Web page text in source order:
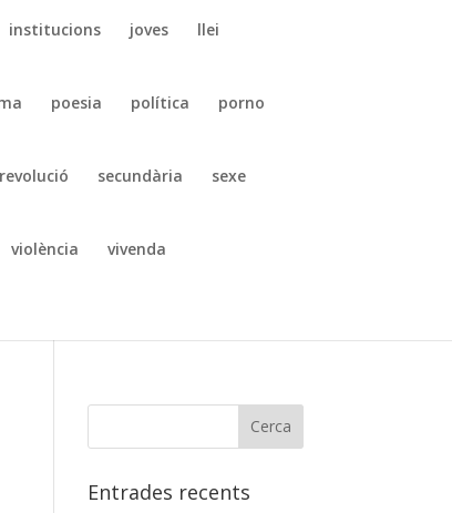
institucions joves llei
poesia política porno
revolució secundària sexe
violència vivenda
Entrades recents